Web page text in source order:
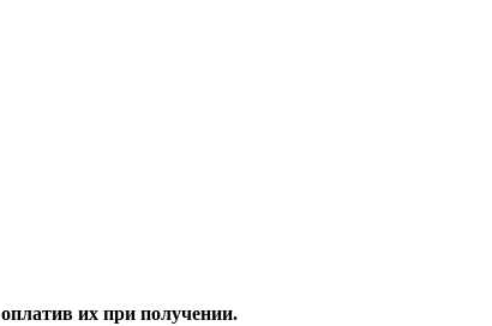
оплатив их при получении.